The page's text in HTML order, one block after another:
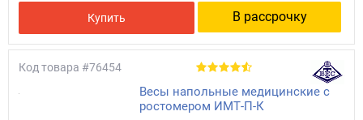
Купить В рассрочку
Код товара #76454
Весы напольные медицинские с
ростомером ИМТ-П-К